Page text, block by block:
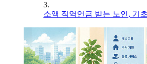
3.
소액 직역연금 받는 노인, 기